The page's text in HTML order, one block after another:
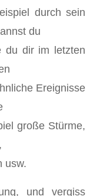
durch sein
du
dir im letzten
Ereignisse
große Stürme,
usw.
und vergiss